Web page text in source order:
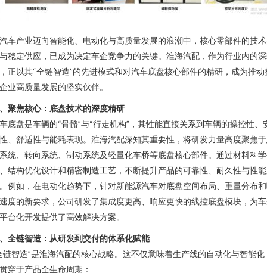
车产业迈向智能化、电动化与高质量发展的浪潮中，核心零部件的技
稳定供应，已成为决定车企竞争力的关键。淮海汽配，作为行业内的
正以其“全链智造”的先进模式和对汽车底盘核心部件的精研，成为推动
业高质量发展的坚实伙伴。
聚焦核心：底盘技术的深度精研
底盘是车辆的“骨骼”与“行走机构”，其性能直接关系到车辆的操控性、
、舒适性与能耗表现。淮海汽配深知其重要性，将研发力量高度聚焦
统、转向系统、制动系统及轻量化车桥等底盘核心部件。通过材料科
结构优化设计和精密制造工艺，不断提升产品的可靠性、耐久性与性
例如，在电动化趋势下，针对新能源汽车对底盘空间布局、重量分布
度的新要求，公司研发了集成度更高、响应更快的线控底盘模块，为
台化开发提供了高效解决方案。
全链智造：从研发到交付的体系化赋能
链智造”是淮海汽配的核心战略。这不仅意味着生产线的自动化与智能化
穿于产品全生命周期：